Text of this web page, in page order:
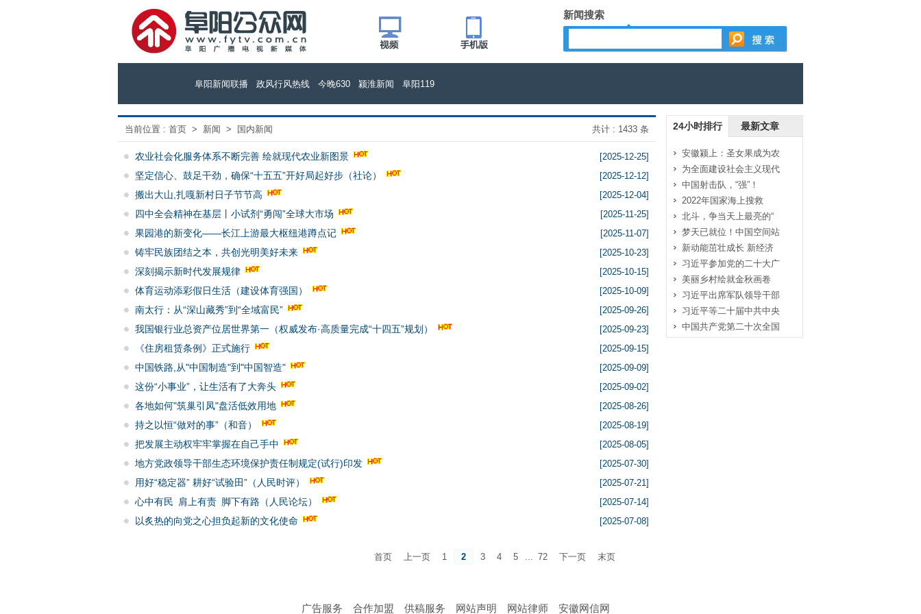
新闻搜索
阜阳新闻联播 政风行风热线 今晚630 颍淮新闻 阜阳119
当前位置 : 首页 > 新闻 > 国内新闻 共计 : 1433 条
农业社会化服务体系不断完善 绘就现代农业新图景 [2025-12-25]
坚定信心、鼓足干劲，确保“十五五”开好局起好步（社论） [2025-12-12]
搬出大山,扎嘎新村日子节节高 [2025-12-04]
四中全会精神在基层丨小试剂“勇闯”全球大市场 [2025-11-25]
果园港的新变化——长江上游最大枢纽港蹲点记 [2025-11-07]
铸牢民族团结之本，共创光明美好未来 [2025-10-23]
深刻揭示新时代发展规律 [2025-10-15]
体育运动添彩假日生活（建设体育强国） [2025-10-09]
南太行：从“深山藏秀”到“全域富民” [2025-09-26]
我国银行业总资产位居世界第一（权威发布·高质量完成“十四五”规划） [2025-09-23]
《住房租赁条例》正式施行 [2025-09-15]
中国铁路,从"中国制造"到"中国智造" [2025-09-09]
这份“小事业”，让生活有了大奔头 [2025-09-02]
各地如何"筑巢引凤"盘活低效用地 [2025-08-26]
持之以恒“做对的事”（和音） [2025-08-19]
把发展主动权牢牢掌握在自己手中 [2025-08-05]
地方党政领导干部生态环境保护责任制规定(试行)印发 [2025-07-30]
用好“稳定器” 耕好“试验田”（人民时评） [2025-07-21]
心中有民 肩上有责 脚下有路（人民论坛） [2025-07-14]
以炙热的向党之心担负起新的文化使命 [2025-07-08]
首页 上一页 1 2 3 4 5 ... 72 下一页 末页
24小时排行 最新文章
安徽颍上：圣女果成为农
为全面建设社会主义现代
中国射击队，“强”！
2022年国家海上搜救
北斗，争当天上最亮的“
梦天已就位！中国空间站
新动能茁壮成长 新经济
习近平参加党的二十大广
美丽乡村绘就金秋画卷
习近平出席军队领导干部
习近平等二十届中共中央
中国共产党第二十次全国
广告服务 合作加盟 供稿服务 网站声明 网站律师 安徽网信网